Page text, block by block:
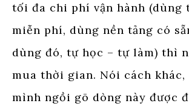
tối đa chi phí vận hành (dùng
miễn phí, dùng nền tảng có
dùng đó, tự học – tự làm) thì
mua thời gian. Nói cách
mình ngồi gõ dòng này được